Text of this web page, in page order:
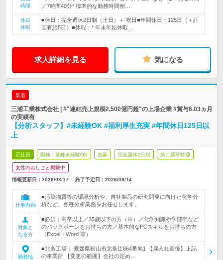
時間
／7時間40分* 標準的な勤務時間例…
休日
休暇
■休日：完全週休2日制（土日）＋ 祝日■年間休日：125日（＋計
画有給5日）■休暇：* 年末年始休暇…
求人詳細を見る 気になる
新着
三浦工業株式会社 | #"連結売上規模2,500億円超"の上場企業 #賞与6.03ヵ月
の実績有
【分析スタッフ】#未経験OK #福利厚生充実 #年間休日125日以
上
正社員 職種・業種未経験OK 急募 完全週休2日制 第二新卒歓迎
女性のおしごと掲載中
情報更新日：2026/03/17 終了予定日： 2026/09/14
仕事内容
■汚染物質等の環境分析や、自社製品の研究開発に向けた化学分
析など、各種分析業務をお任せします。
対象と
なる方
■必須：高卒以上／35歳以下の方（※）／化学知識や学部卒など
のバックボーンをお持ちの方／基本的なPCスキルをお持ちの方
（Excel・Word 等）
勤務地
■北条工場： 愛媛県松山市北条辻864番地1 【雇入れ直後】上記
の事業所 【変更の範囲】会社の定め…